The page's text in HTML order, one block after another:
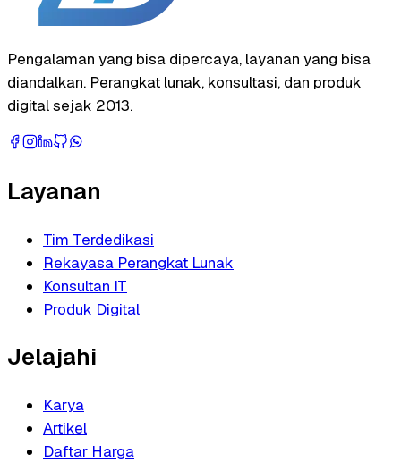
Pengalaman yang bisa dipercaya, layanan yang bisa
diandalkan. Perangkat lunak, konsultasi, dan produk
digital sejak 2013.
Layanan
Tim Terdedikasi
Rekayasa Perangkat Lunak
Konsultan IT
Produk Digital
Jelajahi
Karya
Artikel
Daftar Harga